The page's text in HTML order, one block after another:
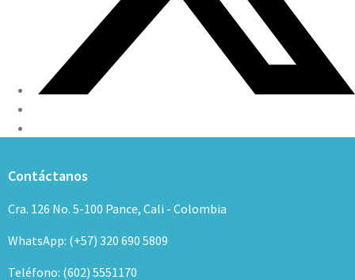
Contáctanos
Cra. 126 No. 5-100 Pance, Cali - Colombia
WhatsApp: (+57) 320 690 5809
Teléfono: (602) 5551170